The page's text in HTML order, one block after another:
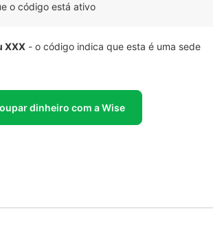
o código está ativo
XXX - o código indica que esta é uma sede
dinheiro com a Wise